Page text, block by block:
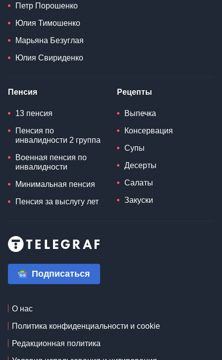
Петр Порошенко
Юлия Тимошенко
Марьяна Безуглая
Юлия Свириденко
Пенсия
13 пенсия
Пенсия по
инвалидности 2 группа
Военная пенсия по
инвалидности
Минимальная пенсия
Пенсия за выслугу лет
Рецепты
Выпечка
Консервация
Супы
Десерты
Салаты
Закуски
Подписаться
О нас
Политика конфиденциальности и cookie
Редакционная политика